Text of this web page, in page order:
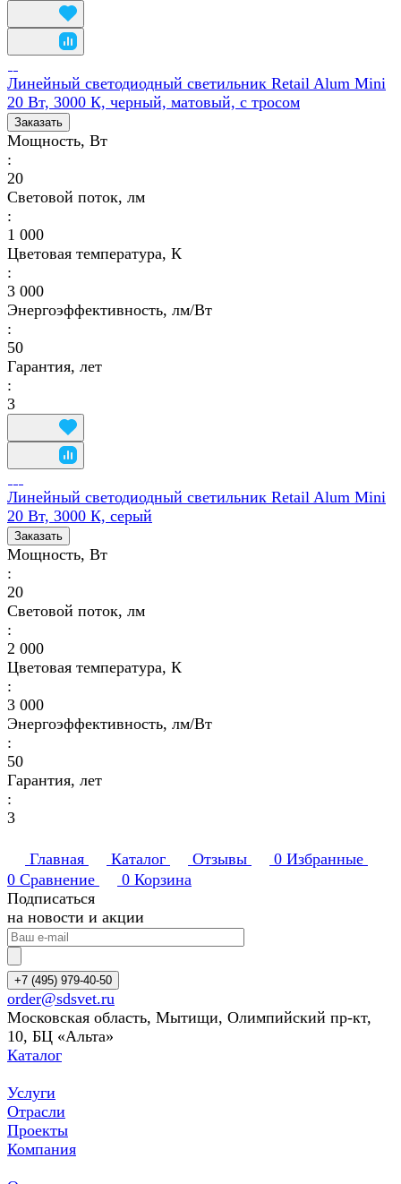
Линейный светодиодный светильник Retail Alum Mini
20 Вт, 3000 К, черный, матовый, с тросом
Заказать
Мощность, Вт
:
20
Световой поток, лм
:
1 000
Цветовая температура, К
:
3 000
Энергоэффективность, лм/Вт
:
50
Гарантия, лет
:
3
Линейный светодиодный светильник Retail Alum Mini
20 Вт, 3000 К, серый
Заказать
Мощность, Вт
:
20
Световой поток, лм
:
2 000
Цветовая температура, К
:
3 000
Энергоэффективность, лм/Вт
:
50
Гарантия, лет
:
3
Главная Каталог Отзывы 0 Избранные
0 Сравнение 0 Корзина
Подписаться
на новости и акции
+7 (495) 979-40-50
order@sdsvet.ru
Московская область, Мытищи, Олимпийский пр-кт,
10, БЦ «Альта»
Каталог
Услуги
Отрасли
Проекты
Компания